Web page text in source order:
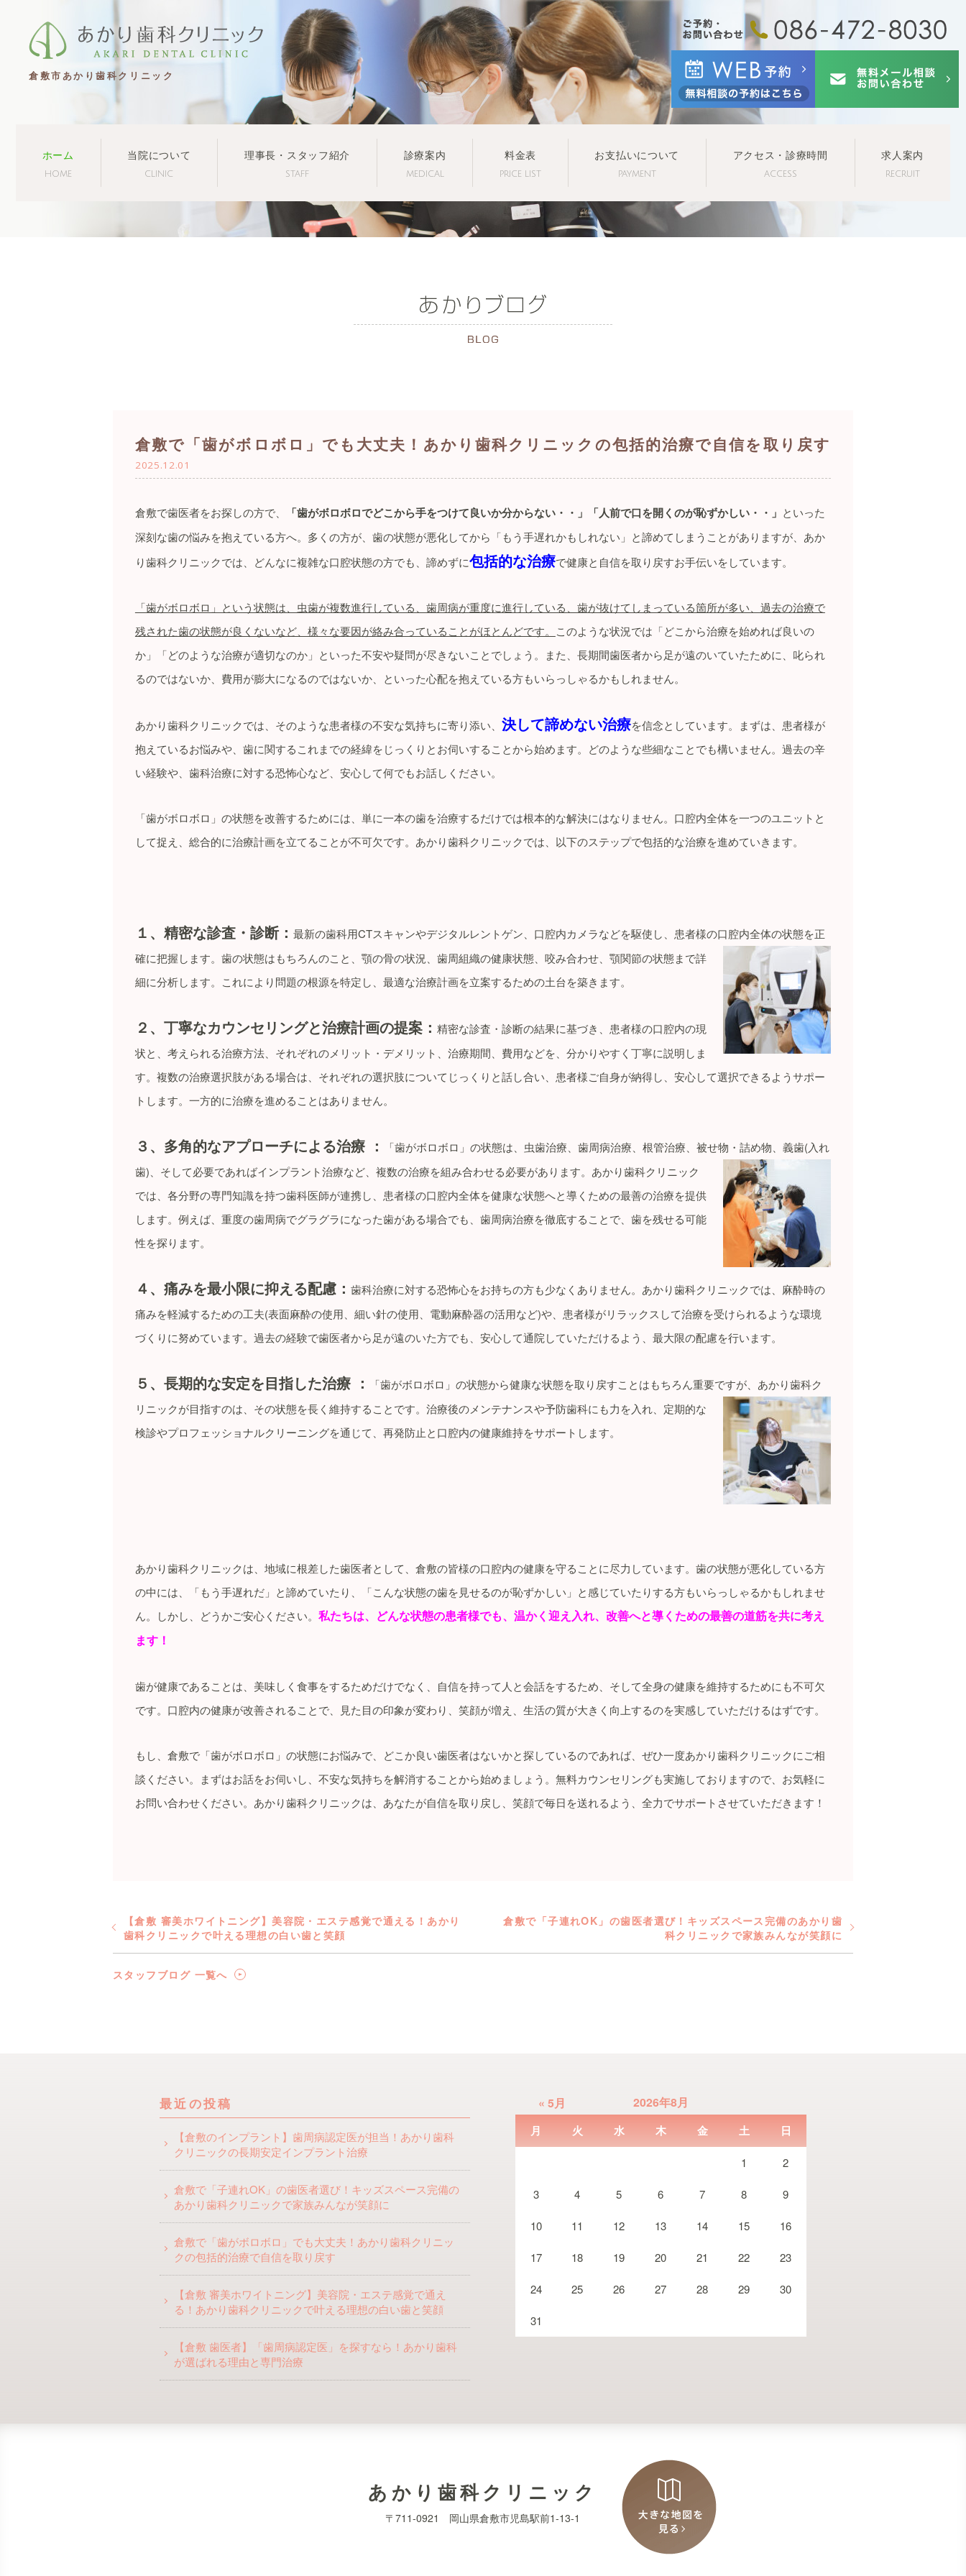
倉敷市あかり歯科クリニック
ホーム
HOME
当院について
CLINIC
理事長・スタッフ紹介
STAFF
診療案内
MEDICAL
料金表
PRICE LIST
お支払いについて
PAYMENT
アクセス・診療時間
ACCESS
求人案内
RECRUIT
倉敷で「歯がボロボロ」でも大丈夫！あかり歯科クリニックの包括的治療で自信を取り戻す
2025.12.01
倉敷で歯医者をお探しの方で、 「歯がボロボロでどこから手をつけて良いか分からない・・」「人前で口を開くのが恥ずかしい・・」 といった
深刻な歯の悩みを抱えている方へ。多くの方が、歯の状態が悪化してから「もう手遅れかもしれない」と諦めてしまうことがありますが、あか
り歯科クリニックでは、どんなに複雑な口腔状態の方でも、諦めずに包括的な治療で健康と自信を取り戻すお手伝いをしています。
「歯がボロボロ」という状態は、虫歯が複数進行している、歯周病が重度に進行している、歯が抜けてしまっている箇所が多い、過去の治療で
残された歯の状態が良くないなど、様々な要因が絡み合っていることがほとんどです。
このような状況では「どこから治療を始めれば良いの
か」「どのような治療が適切なのか」といった不安や疑問が尽きないことでしょう。また、長期間歯医者から足が遠のいていたために、叱られ
るのではないか、費用が膨大になるのではないか、といった心配を抱えている方もいらっしゃるかもしれません。
あかり歯科クリニックでは、そのような患者様の不安な気持ちに寄り添い、 決して諦めない治療を信念としています。まずは、患者様が
抱えているお悩みや、歯に関するこれまでの経緯をじっくりとお伺いすることから始めます。どのような些細なことでも構いません。過去の辛
い経験や、歯科治療に対する恐怖心など、安心して何でもお話しください。
「歯がボロボロ」の状態を改善するためには、単に一本の歯を治療するだけでは根本的な解決にはなりません。口腔内全体を一つのユニットと
して捉え、総合的に治療計画を立てることが不可欠です。あかり歯科クリニックでは、以下のステップで包括的な治療を進めていきます。
１、精密な診査・診断： 最新の歯科用CTスキャンやデジタルレントゲン、口腔内カメラなどを駆使し、患者様の口腔内全体の状態を正
確に把握します。歯の状態はもちろんのこと、顎の骨の状況、歯周組織の健康状態、咬み合わせ、顎関節の状態まで詳
細に分析します。これにより問題の根源を特定し、最適な治療計画を立案するための土台を築きます。
２、丁寧なカウンセリングと治療計画の提案： 精密な診査・診断の結果に基づき、患者様の口腔内の現
状と、考えられる治療方法、それぞれのメリット・デメリット、治療期間、費用などを、分かりやすく丁寧に説明しま
す。複数の治療選択肢がある場合は、それぞれの選択肢についてじっくりと話し合い、患者様ご自身が納得し、安心して選択できるようサポー
トします。一方的に治療を進めることはありません。
３、多角的なアプローチによる治療 ： 「歯がボロボロ」の状態は、虫歯治療、歯周病治療、根管治療、被せ物・詰め物、義歯(入れ
歯)、そして必要であればインプラント治療など、複数の治療を組み合わせる必要があります。あかり歯科クリニック
では、各分野の専門知識を持つ歯科医師が連携し、患者様の口腔内全体を健康な状態へと導くための最善の治療を提供
します。例えば、重度の歯周病でグラグラになった歯がある場合でも、歯周病治療を徹底することで、歯を残せる可能
性を探ります。
４、痛みを最小限に抑える配慮： 歯科治療に対する恐怖心をお持ちの方も少なくありません。あかり歯科クリニックでは、麻酔時の
痛みを軽減するための工夫(表面麻酔の使用、細い針の使用、電動麻酔器の活用など)や、患者様がリラックスして治療を受けられるような環境
づくりに努めています。過去の経験で歯医者から足が遠のいた方でも、安心して通院していただけるよう、最大限の配慮を行います。
５、長期的な安定を目指した治療 ： 「歯がボロボロ」の状態から健康な状態を取り戻すことはもちろん重要ですが、 あかり歯科ク
リニックが目指すのは、その状態を長く維持することです。治療後のメンテナンスや予防歯科にも力を入れ、定期的な
検診やプロフェッショナルクリーニングを通じて、再発防止と口腔内の健康維持をサポートします。
あかり歯科クリニックは、地域に根差した歯医者として、倉敷の皆様の口腔内の健康を守ることに尽力しています。歯の状態が悪化している方
の中には、「もう手遅れだ」と諦めていたり、「こんな状態の歯を見せるのが恥ずかしい」と感じていたりする方もいらっしゃるかもしれませ
ん。しかし、どうかご安心ください。 私たちは、どんな状態の患者様でも、温かく迎え入れ、改善へと導くための最善の道筋を共に考え
ます！
歯が健康であることは、美味しく食事をするためだけでなく、自信を持って人と会話をするため、そして全身の健康を維持するためにも不可欠
です。口腔内の健康が改善されることで、見た目の印象が変わり、笑顔が増え、生活の質が大きく向上するのを実感していただけるはずです。
もし、倉敷で「歯がボロボロ」の状態にお悩みで、どこか良い歯医者はないかと探しているのであれば、ぜひ一度あかり歯科クリニックにご相
談ください。まずはお話をお伺いし、不安な気持ちを解消することから始めましょう。無料カウンセリングも実施しておりますので、お気軽に
お問い合わせください。あかり歯科クリニックは、あなたが自信を取り戻し、笑顔で毎日を送れるよう、全力でサポートさせていただきます！
【倉敷 審美ホワイトニング】美容院・エステ感覚で通える！あかり
歯科クリニックで叶える理想の白い歯と笑顔
倉敷で「子連れOK」の歯医者選び！キッズスペース完備のあかり歯
科クリニックで家族みんなが笑顔に
スタッフブログ 一覧へ
最近の投稿
【倉敷のインプラント】歯周病認定医が担当！あかり歯科
クリニックの長期安定インプラント治療
倉敷で「子連れOK」の歯医者選び！キッズスペース完備の
あかり歯科クリニックで家族みんなが笑顔に
倉敷で「歯がボロボロ」でも大丈夫！あかり歯科クリニッ
クの包括的治療で自信を取り戻す
【倉敷 審美ホワイトニング】美容院・エステ感覚で通え
る！あかり歯科クリニックで叶える理想の白い歯と笑顔
【倉敷 歯医者】「歯周病認定医」を探すなら！あかり歯科
が選ばれる理由と専門治療
2026年8月
月 火 水 木 金 土 日
« 5月
1 2
3 4 5 6 7 8 9
10 11 12 13 14 15 16
17 18 19 20 21 22 23
24 25 26 27 28 29 30
31
あかり歯科クリニック
〒711-0921 岡山県倉敷市児島駅前1-13-1